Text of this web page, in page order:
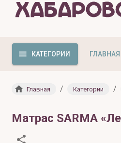
КАТЕГОРИИ ГЛАВНАЯ
Главная / Категории /
Матрас SARMA